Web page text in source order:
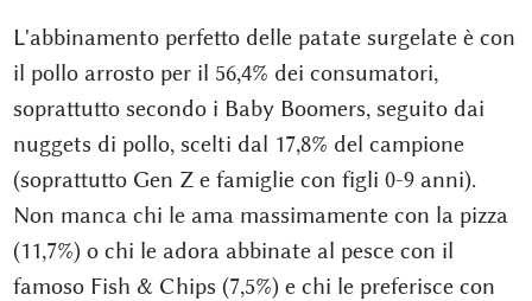
L'abbinamento perfetto delle patate surgelate è con
il pollo arrosto per il 56,4% dei consumatori,
soprattutto secondo i Baby Boomers, seguito dai
nuggets di pollo, scelti dal 17,8% del campione
(soprattutto Gen Z e famiglie con figli 0-9 anni).
Non manca chi le ama massimamente con la pizza
(11,7%) o chi le adora abbinate al pesce con il
famoso Fish & Chips (7,5%) e chi le preferisce con